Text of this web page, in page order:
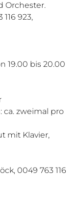
Orchester.
923,
19.00 bis 20.00
ca. zweimal pro
mit Klavier,
0049 763 116